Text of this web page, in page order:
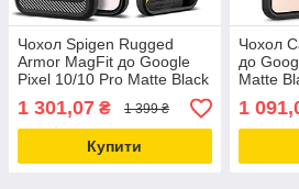
Чохол Spigen Rugged
Armor MagFit до Google
Pixel 10/10 Pro Matte Black
(ACS09698)
1 301,07 ₴ 1 399 ₴
Купити
Чохол
до
Matte
1